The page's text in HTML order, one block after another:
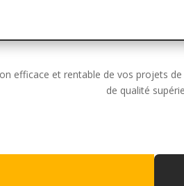
efficace et rentable de vos projets
de qualité